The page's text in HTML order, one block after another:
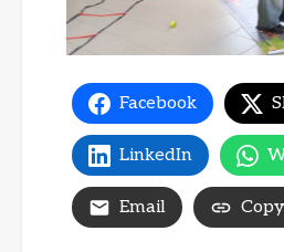
Facebook
LinkedIn
Email